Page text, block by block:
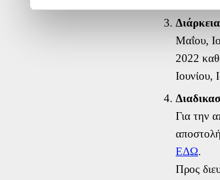
Μαΐου,
2022
Ιουνίου,
Για την
ΕΔΩ.
Προς